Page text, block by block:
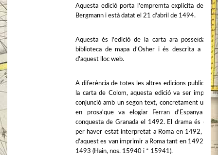
Aquesta edició porta l'empremta explícita de
Bergmann i està datat el 21 d'abril de 1494.
Aquesta és l'edició de la carta ara posseïda
biblioteca de mapa d'Osher i és descrita a la
d'aquest lloc web.
A diferència de totes les altres edicions publicades
la carta de Colom, aquesta edició va ser impresa
conjunció amb un segon text, concretament
en prosa'que va elogiar Ferran d'Espanya
conquesta de Granada el 1492. El drama és
per haver estat interpretat a Roma en 1492, i
d'aquest es van imprimir a Roma tant en 1492 com
1493 (Hain, nos. 15940 i * 15941).